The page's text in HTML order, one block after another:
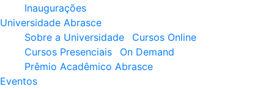
Inaugurações
Universidade Abrasce
Sobre a Universidade
Cursos Online
Cursos Presenciais
On Demand
Prêmio Acadêmico Abrasce
Eventos